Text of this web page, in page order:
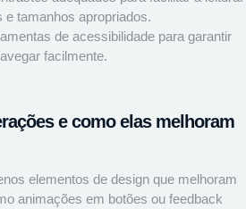
e tamanhos apropriados.
de acessibilidade para garantir
facilmente.
e como elas melhoram
elementos de design que melhoram
animações em botões ou feedback